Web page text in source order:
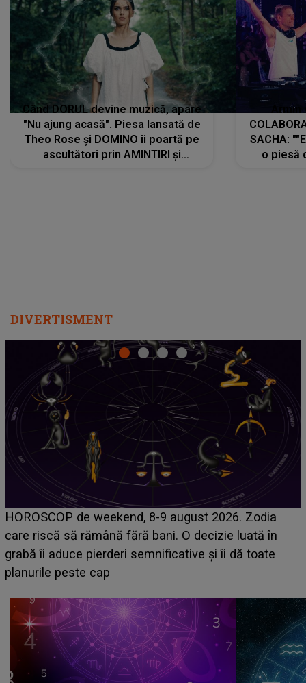
Când DORUL devine muzică, apare
"Nu ajung acasă". Piesa lansată de
Theo Rose și DOMINO îi poartă pe
ascultători prin AMINTIRI și
SACHA:
o piesă
DIVERTISMENT
Emanuel a ținut ACEST DETALIU ASCUNS până
acum! În fața Alexandrei, concurentul din Casa Iubirii
face o MĂRTURISIRE NEAȘTEPTATĂ despre mama
sa: "I-am spus și ei în față, eu nu te iubesc pentru